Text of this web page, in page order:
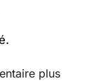
plus